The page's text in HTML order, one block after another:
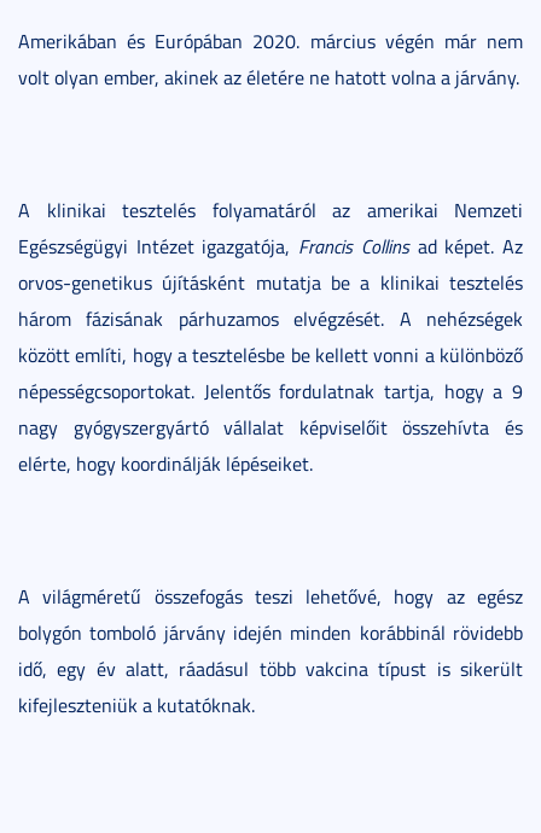
Amerikában és Európában 2020. március végén már nem
volt olyan ember, akinek az életére ne hatott volna a járvány.
A klinikai tesztelés folyamatáról az amerikai Nemzeti
Egészségügyi Intézet igazgatója, Francis Collinsad képet. Az
orvos-genetikus újításként mutatja be a klinikai tesztelés
három fázisának párhuzamos elvégzését. A nehézségek
között említi, hogy a tesztelésbe be kellett vonni a különböző
népességcsoportokat. Jelentős fordulatnak tartja, hogy a 9
nagy gyógyszergyártó vállalat képviselőit összehívta és
elérte, hogy koordinálják lépéseiket.
A világméretű összefogás teszi lehetővé, hogy az egész
bolygón tomboló járvány idején minden korábbinál rövidebb
idő, egy év alatt, ráadásul több vakcina típust is sikerült
kifejleszteniük a kutatóknak.